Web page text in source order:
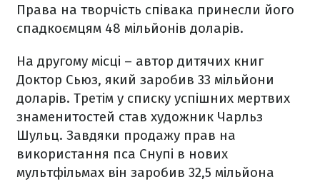
Права на творчість співака принесли його
спадкоємцям 48 мільйонів доларів.
На другому місці – автор дитячих книг
Доктор Сьюз, який заробив 33 мільйони
доларів. Третім у списку успішних мертвих
знаменитостей став художник Чарльз
Шульц. Завдяки продажу прав на
використання пса Снупі в нових
мультфільмах він заробив 32,5 мільйона